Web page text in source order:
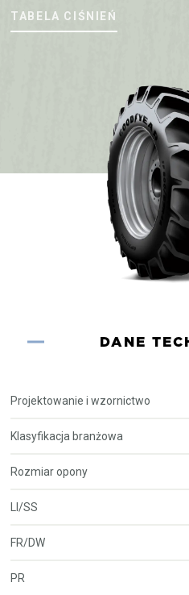
TABELA CIŚNIEŃ
DANE
Projektowanie i wzornictwo
Klasyfikacja branżowa
Rozmiar opony
LI/SS
FR/DW
PR